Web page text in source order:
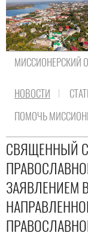
МИССИОНЕРСКИЙ
НОВОСТИ
ПОМОЧЬ
Новости
СВЯЩЕННЫЙ
ЗАЯВЛЕНИЕМ